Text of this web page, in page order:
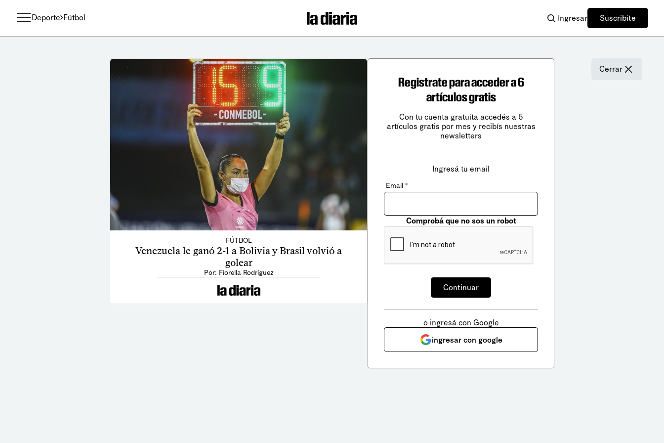
Deporte Fútbol Ingresar Suscribite
FÚTBOL
Venezuela le ganó 2-1 a Bolivia y Brasil volvió a
golear
Por: Fiorella Rodríguez
Cerrar
Registrate para acceder a 6
artículos gratis
Con tu cuenta gratuita accedés a 6
artículos gratis por mes y recibís nuestras
newsletters
Ingresá tu email
Email *
Comprobá que no sos un robot
o ingresá con Google
ingresar con google